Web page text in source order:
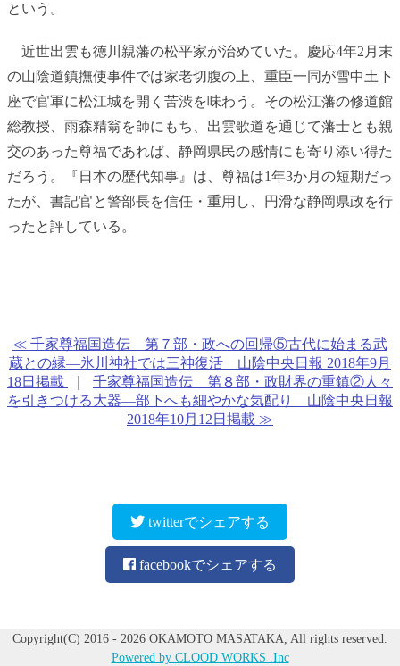
という。
近世出雲も徳川親藩の松平家が治めていた。慶応4年2月末
の山陰道鎮撫使事件では家老切腹の上、重臣一同が雪中土下
座で官軍に松江城を開く苦渋を味わう。その松江藩の修道館
総教授、雨森精翁を師にもち、出雲歌道を通じて藩士とも親
交のあった尊福であれば、静岡県民の感情にも寄り添い得た
だろう。『日本の歴代知事』は、尊福は1年3か月の短期だっ
たが、書記官と警部長を信任・重用し、円滑な静岡県政を行
ったと評している。
≪ 千家尊福国造伝 第７部・政への回帰⑤古代に始まる武
蔵との縁―氷川神社では三神復活 山陰中央日報 2018年9月
18日掲載
千家尊福国造伝 第８部・政財界の重鎮②人々
を引きつける大器―部下へも細やかな気配り 山陰中央日報
2018年10月12日掲載 ≫
twitterでシェアする
facebookでシェアする
Copyright(C) 2016 - 2026 OKAMOTO MASATAKA, All rights reserved.
Powered by CLOOD WORKS .Inc